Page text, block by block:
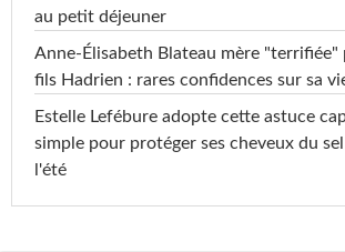
au petit déjeuner
Anne-Élisabeth Blateau mère "terrifiée"
fils Hadrien : rares confidences sur sa
Estelle Lefébure adopte cette astuce
simple pour protéger ses cheveux du
l'été